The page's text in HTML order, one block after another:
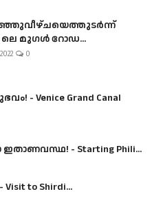
ലെ മുഗൾ റോഡ...
0
- Venice Grand Canal
- Starting Phili...
Visit to Shirdi...